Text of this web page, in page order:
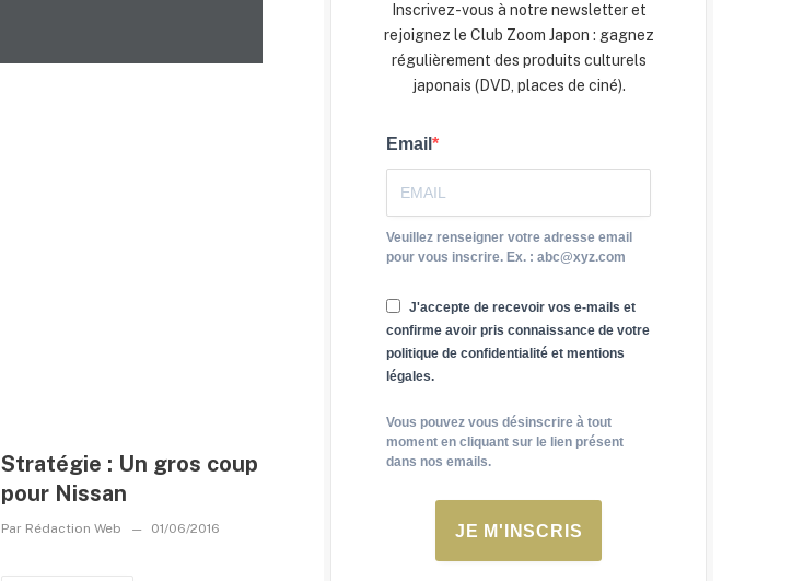
Stratégie : Un gros coup
pour Nissan
Par Rédaction Web 01/06/2016
Inscrivez-vous à notre newsletter et
rejoignez le Club Zoom Japon : gagnez
régulièrement des produits culturels
japonais (DVD, places de ciné).
Email
Veuillez renseigner votre adresse email
pour vous inscrire. Ex. : abc@xyz.com
J'accepte de recevoir vos e-mails et
confirme avoir pris connaissance de votre
politique de confidentialité et mentions
légales.
Vous pouvez vous désinscrire à tout
moment en cliquant sur le lien présent
dans nos emails.
JE M'INSCRIS